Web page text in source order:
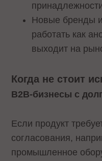
Новые бренды
работать как
выходит на
Когда не стоит
B2B-бизнесы с
Если продукт
согласования,
промышленное